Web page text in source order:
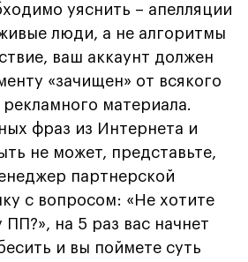
уяснить – апелляции
люди, а не алгоритмы
ваш аккаунт должен
«зачищен» от всякого
материала.
фраз из Интернета и
не может, представьте,
партнерской
с вопросом: «Не хотите
на 5 раз вас начнет
и вы поймете суть